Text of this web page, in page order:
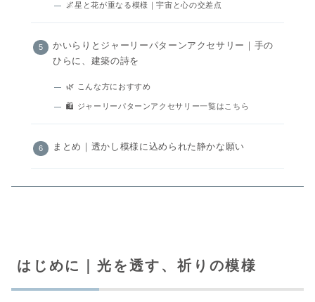
🌌星と花が重なる模様｜宇宙と心の交差点
かいらりとジャーリーパターンアクセサリー｜手の
ひらに、建築の詩を
🌿 こんな方におすすめ
🛍️ ジャーリーパターンアクセサリー一覧はこちら
まとめ｜透かし模様に込められた静かな願い
はじめに｜光を透す、祈りの模様